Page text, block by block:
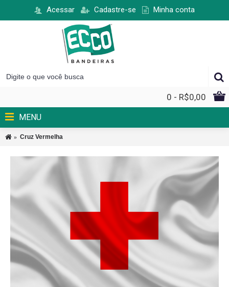
Acessar Cadastre-se Minha conta
0 - R$0,00
MENU
Cruz Vermelha